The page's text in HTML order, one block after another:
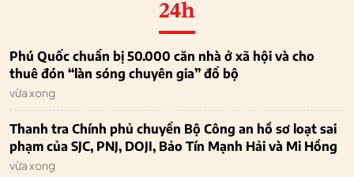
24h
Phú Quốc chuẩn bị 50.000 căn nhà ở xã hội và cho
thuê đón “làn sóng chuyên gia” đổ bộ
vừa xong
Thanh tra Chính phủ chuyển Bộ Công an hồ sơ loạt sai
phạm của SJC, PNJ, DOJI, Bảo Tín Mạnh Hải và Mi Hồng
vừa xong